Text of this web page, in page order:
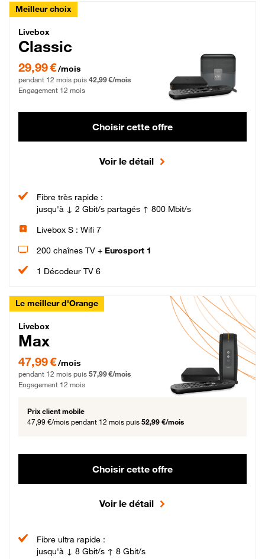
Meilleur choix
Livebox Classic Fibre
Livebox
Classic
29,99 € par mois pendant 12 mois puis 42,99 € par mois, Engagement 12 mois
29,99 €/mois
pendant 12 mois puis 42,99 €/mois
Engagement 12 mois
Choisir cette offre
Voir le détail
Fibre très rapide :
jusqu'à ↓ 2 Gbit/s partagés ↑ 800 Mbit/s
Livebox S : Wifi 7
200 chaînes TV + Eurosport 1
1 Décodeur TV 6
Le meilleur d'Orange
Livebox Max Fibre
Livebox
Max
47,99 € par mois pendant 12 mois puis 57,99 € par mois, Engagement 12 mois
47,99 €/mois
pendant 12 mois puis 57,99 €/mois
Engagement 12 mois
Prix client mobile
47,99 €/mois pendant 12 mois puis 52,99 €/mois
Choisir cette offre
Voir le détail
Fibre ultra rapide :
jusqu'à ↓ 8 Gbit/s ↑ 8 Gbit/s